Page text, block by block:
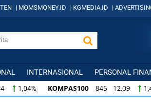
| MOMSMONEY.ID | KGMEDIA.ID |
INTERNASIONAL PERSONAL
1,04% KOMPAS100 845 12,09
12,09 1,45% LQ45 640 9,44